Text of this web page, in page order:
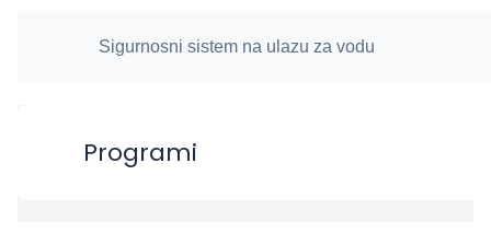
Sigurnosni sistem na ulazu za vodu
Programi